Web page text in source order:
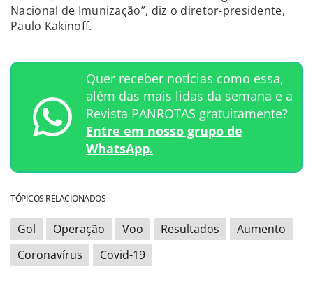
Nacional de Imunização”, diz o diretor-presidente,
Paulo Kakinoff.
Quer receber notícias como essa,
além das mais lidas da semana e a
Revista PANROTAS gratuitamente?
Entre em nosso grupo de
WhatsApp.
TÓPICOS RELACIONADOS
Gol Operação Voo Resultados
Aumento
Coronavírus
Covid-19